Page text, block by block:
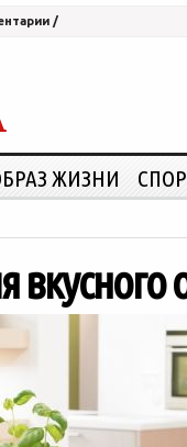
/
ЖИЗНИ
вкусного